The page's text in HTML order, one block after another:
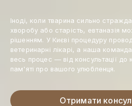
Іноді, коли тварина сильно
хворобу або старість, евтаназія
рішенням. У Києві процедуру
ветеринарні лікарі, а наша
весь процес — від консультації до
пам'яті про вашого улюбленця.
Отримати